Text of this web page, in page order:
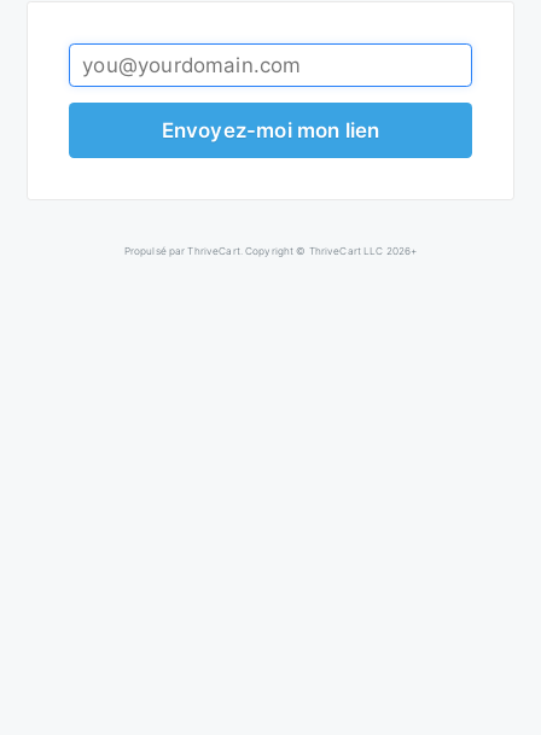
Propulsé par ThriveCart. Copyright © ThriveCart LLC 2026+